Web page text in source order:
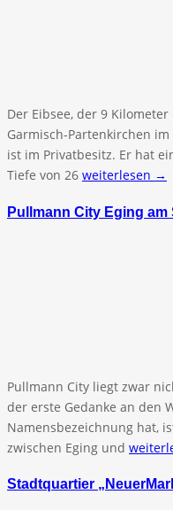
Der Eibsee, der 9
Garmisch-Partenkirchen
ist im Privatbesitz. Er hat
Tiefe von 26 weiterlesen →
Pullmann City Eging am
Pullmann City liegt zwar
der erste Gedanke an den
Namensbezeichnung hat,
zwischen Eging und
Stadtquartier